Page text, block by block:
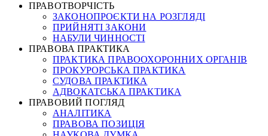
ПРАВОТВОРЧІСТЬ
ЗАКОНОПРОЄКТИ НА РОЗГЛЯДІ
ПРИЙНЯТІ ЗАКОНИ
НАБУЛИ ЧИННОСТІ
ПРАВОВА ПРАКТИКА
ПРАКТИКА ПРАВООХОРОННИХ ОРГАНІВ
ПРОКУРОРСЬКА ПРАКТИКА
СУДОВА ПРАКТИКА
АДВОКАТСЬКА ПРАКТИКА
ПРАВОВИЙ ПОГЛЯД
АНАЛІТИКА
ПРАВОВА ПОЗИЦІЯ